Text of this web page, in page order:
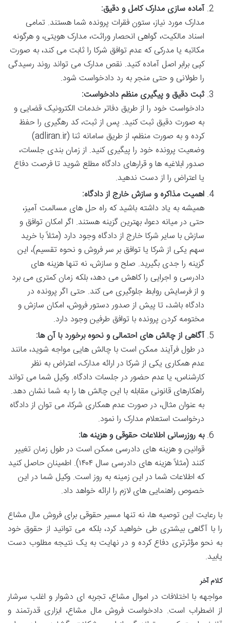
آماده سازی مدارک کامل و دقیق:
مدارک مورد نیاز، ستون فقرات پرونده شما هستند. تمامی
اسناد مالکیت، گواهی انحصار وراثت، مدارک هویتی، و هرگونه
مکاتبه یا مدرکی که عدم توافق شرکا را ثابت می کند، به صورت
کپی برابر اصل آماده کنید. نقص مدارک می تواند روند رسیدگی
را طولانی و حتی منجر به رد دادخواست شود.
ثبت دقیق و پیگیری منظم دادخواست:
دادخواست خود را از طریق دفاتر خدمات الکترونیک قضایی و
به صورت دقیق ثبت کنید. پس از ثبت، کد رهگیری را حفظ
کرده و به صورت منظم، از طریق سامانه ثنا (adliran.ir)
وضعیت پرونده خود را پیگیری کنید. از زمان بندی جلسات،
صدور ابلاغیه ها و قرارهای دادگاه مطلع شوید تا فرصت دفاع
یا اعتراض را از دست ندهید.
اهمیت مذاکره و سازش خارج از دادگاه:
همیشه به یاد داشته باشید که راه حل های مسالمت آمیز،
حتی در میانه دعوا، بهترین گزینه هستند. اگر امکان توافق و
سازش با سایر شرکا خارج از دادگاه وجود دارد (مثلاً با خرید
سهم یکی از شرکا یا توافق بر سر فروش و نحوه تقسیم)، این
گزینه را جدی بگیرید. صلح و سازش، نه تنها هزینه های
دادرسی و اجرایی را کاهش می دهد، بلکه زمان کمتری می برد
و از فرسایش روابط جلوگیری می کند. حتی اگر پرونده در
دادگاه باشد، تا پیش از صدور دستور فروش، امکان سازش و
مختومه کردن پرونده با توافق طرفین وجود دارد.
آگاهی از چالش های احتمالی و نحوه برخورد با آن ها:
در طول فرآیند ممکن است با چالش هایی مواجه شوید، مانند
عدم همکاری یکی از شرکا در ارائه مدارک، اعتراض به نظر
کارشناس، یا عدم حضور در جلسات دادگاه. وکیل شما می تواند
راهکارهای قانونی مقابله با این چالش ها را به شما نشان دهد.
به عنوان مثال، در صورت عدم همکاری شرکا، می توان از دادگاه
درخواست استعلام مدارک را نمود.
به روزرسانی اطلاعات حقوقی و هزینه ها:
قوانین و هزینه های دادرسی ممکن است در طول زمان تغییر
کنند (مثلاً هزینه های دادرسی سال ۱۴۰۴). اطمینان حاصل کنید
که اطلاعات شما در این زمینه به روز است. وکیل شما در این
خصوص راهنمایی های لازم را ارائه خواهد داد.
با رعایت این توصیه ها، نه تنها مسیر حقوقی برای فروش مال مشاع
را با آگاهی بیشتری طی خواهید کرد، بلکه می توانید از حقوق خود
به نحو مؤثرتری دفاع کرده و در نهایت به یک نتیجه مطلوب دست
یابید.
کلام آخر
مواجهه با اختلافات در اموال مشاع، تجربه ای دشوار و اغلب سرشار
از اضطراب است. دادخواست فروش مال مشاع، ابزاری قدرتمند و